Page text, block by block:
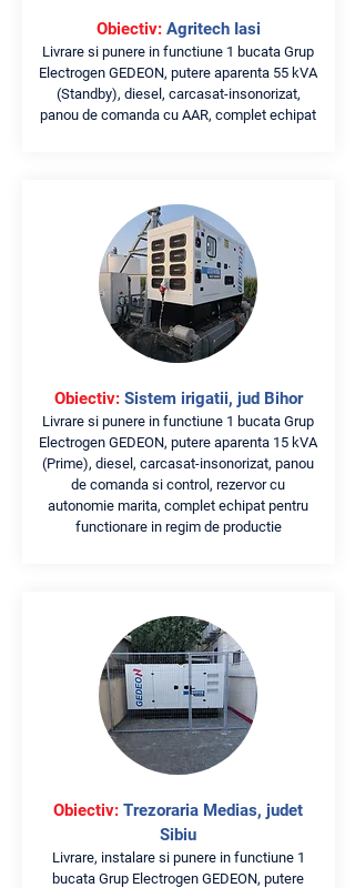
Obiectiv: Agritech Iasi
Livrare si punere in functiune 1 bucata Grup
Electrogen GEDEON, putere aparenta 55 kVA
(Standby), diesel, carcasat-insonorizat,
panou de comanda cu AAR, complet echipat
Obiectiv: Sistem irigatii, jud Bihor
Livrare si punere in functiune 1 bucata Grup
Electrogen GEDEON, putere aparenta 15 kVA
(Prime), diesel, carcasat-insonorizat, panou
de comanda si control, rezervor cu
autonomie marita, complet echipat pentru
functionare in regim de productie
Obiectiv: Trezoraria Medias, judet
Sibiu
Livrare, instalare si punere in functiune 1
bucata Grup Electrogen GEDEON, putere